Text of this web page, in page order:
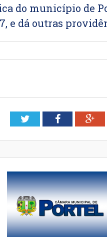
do município de
e dá outras
TwitterFacebook